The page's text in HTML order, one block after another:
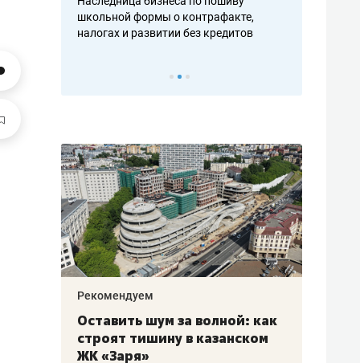
мастеров
школьной формы о контрафакте,
налогах и развитии без кредитов
Рекомендуем
Оставить шум за волной: как
строят тишину в казанском
ЖК «Заря»